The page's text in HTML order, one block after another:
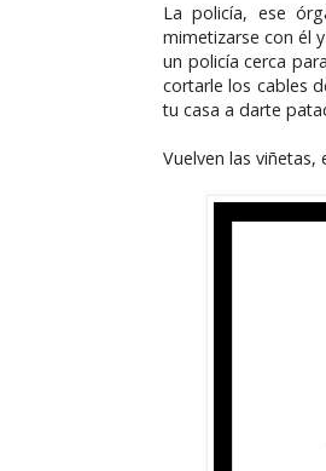
La policía, ese
mimetizarse con él
un policía cerca
cortarle los cables
tu casa a darte
Vuelven las viñetas,